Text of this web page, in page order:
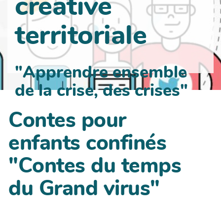
territoriale
"Apprendre ensemble
de la crise, des crises"
Contes pour
enfants confinés
"Contes du temps
du Grand virus"